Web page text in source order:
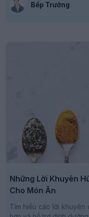
Bếp Trưởng
Những Lời Khuyên
Cho Món Ăn
Tìm hiểu các lời